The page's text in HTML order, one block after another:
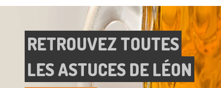
RETROUVEZ TOUTES
LES ASTUCES DE LÉON